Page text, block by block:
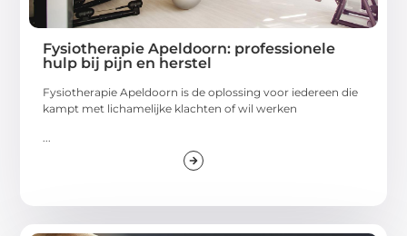
Fysiotherapie Apeldoorn: professionele
hulp bij pijn en herstel
Fysiotherapie Apeldoorn is de oplossing voor iedereen die
kampt met lichamelijke klachten of wil werken
...